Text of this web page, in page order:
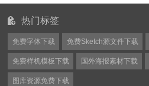
热门标签
免费字体下载 免费Sketch源文件下载
免费样机模板下载 国外海报素材下载
图库资源免费下载